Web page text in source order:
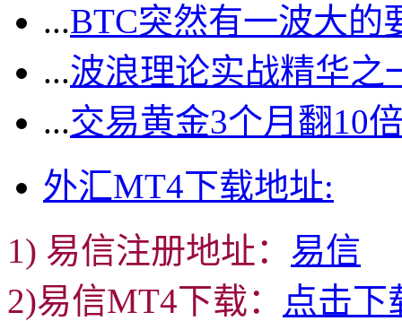
...BTC突然有一波大的
...波浪理论实战精华
...交易黄金3个月翻10
外汇MT4下载地址:
1) 易信注册地址： 易信
2)易信MT4下载：
点击下